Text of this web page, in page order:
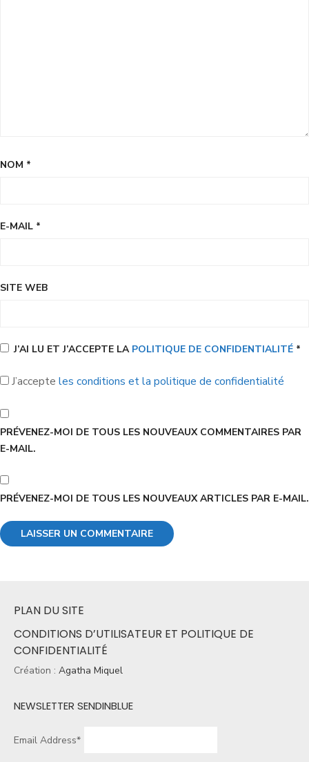
NOM *
E-MAIL *
SITE WEB
J’AI LU ET J’ACCEPTE LA POLITIQUE DE CONFIDENTIALITÉ *
J’accepte les conditions et la politique de confidentialité
PRÉVENEZ-MOI DE TOUS LES NOUVEAUX COMMENTAIRES PAR
E-MAIL.
PRÉVENEZ-MOI DE TOUS LES NOUVEAUX ARTICLES PAR E-MAIL.
PLAN DU SITE
CONDITIONS D’UTILISATEUR ET POLITIQUE DE
CONFIDENTIALITÉ
Création : Agatha Miquel
NEWSLETTER SENDINBLUE
Email Address*